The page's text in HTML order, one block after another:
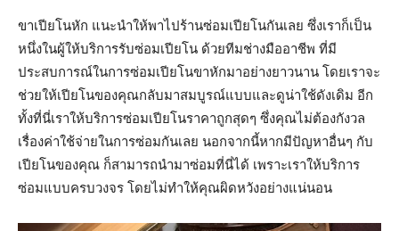
ขาเปียโนหัก แนะนำให้พาไปร้านซ่อมเปียโนกันเลย ซึ่งเราก็เป็น
หนึ่งในผู้ให้บริการรับซ่อมเปียโน ด้วยทีมช่างมืออาชีพ ที่มี
ประสบการณ์ในการซ่อมเปียโนขาหักมาอย่างยาวนาน โดยเราจะ
ช่วยให้เปียโนของคุณกลับมาสมบูรณ์แบบและดูน่าใช้ดังเดิม อีก
ทั้งที่นี่เราให้บริการซ่อมเปียโนราคาถูกสุดๆ ซึ่งคุณไม่ต้องกังวล
เรื่องค่าใช้จ่ายในการซ่อมกันเลย นอกจากนี้หากมีปัญหาอื่นๆ กับ
เปียโนของคุณ ก็สามารถนำมาซ่อมที่นี่ได้ เพราะเราให้บริการ
ซ่อมแบบครบวงจร โดยไม่ทำให้คุณผิดหวังอย่างแน่นอน